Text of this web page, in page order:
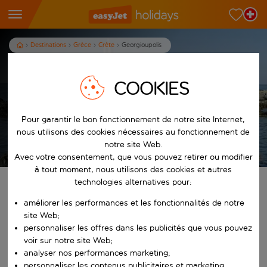
Destinations Grèce Crète Georgioupolis
Vacances pas chères à
Georgioupolis en Crète
nuitsdèsp.p.
Trouvez votre séjour de rêve
Commencez à taper pour la saisie automatique. Lorsque les
À partir de
Vers
COOKIES
Pour garantir le bon fonctionnement de notre site Internet,
nous utilisons des cookies nécessaires au fonctionnement de
notre site Web.
Avec votre consentement, que vous pouvez retirer ou modifier
à tout moment, nous utilisons des cookies et autres
technologies alternatives pour:
améliorer les performances et les fonctionnalités de notre
site Web;
personnaliser les offres dans les publicités que vous pouvez
voir sur notre site Web;
analyser nos performances marketing;